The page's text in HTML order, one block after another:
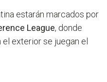
estarán marcados por
League, donde
exterior se juegan el